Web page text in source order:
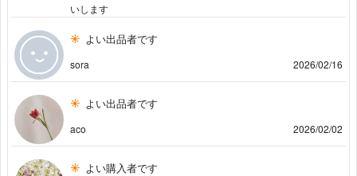
いします
よい出品者です
sora 2026/02/16
よい出品者です
aco 2026/02/02
よい購入者です